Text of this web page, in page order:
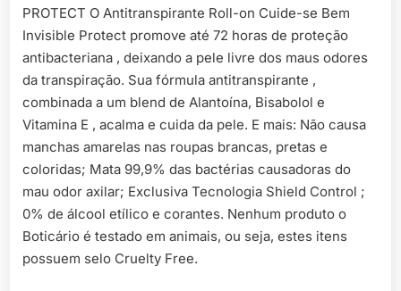
PROTECT O Antitranspirante Roll-on Cuide-se Bem
Invisible Protect promove até 72 horas de proteção
antibacteriana , deixando a pele livre dos maus odores
da transpiração. Sua fórmula antitranspirante ,
combinada a um blend de Alantoína, Bisabolol e
Vitamina E , acalma e cuida da pele. E mais: Não causa
manchas amarelas nas roupas brancas, pretas e
coloridas; Mata 99,9% das bactérias causadoras do
mau odor axilar; Exclusiva Tecnologia Shield Control ;
0% de álcool etílico e corantes. Nenhum produto o
Boticário é testado em animais, ou seja, estes itens
possuem selo Cruelty Free.